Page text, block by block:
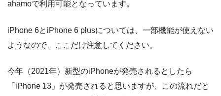
ahamoで利用可能となっています。
iPhone 6とiPhone 6 plusについては、一部機能が使えない
ようなので、ここだけ注意してください。
今年（2021年）新型のiPhoneが発売されるとしたら
「iPhone 13」が発売されると思いますが、この流れだと